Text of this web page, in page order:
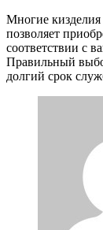
Многие
позволяет
соответствии с
Правильный
долгий срок